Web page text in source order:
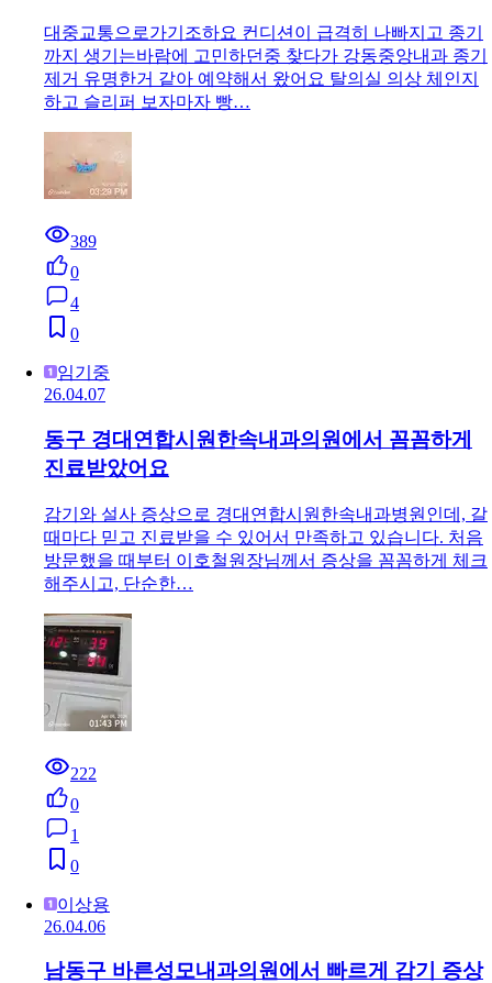
대중교통으로가기조하요 컨디션이 급격히 나빠지고 종기
까지 생기는바람에 고민하던중 찾다가 강동중앙내과 종기
제거 유명한거 같아 예약해서 왔어요 탈의실 의상 체인지
하고 슬리퍼 보자마자 빵…
389
0
4
0
임기중
26.04.07
동구 경대연합시원한속내과의원에서 꼼꼼하게
진료받았어요
감기와 설사 증상으로 경대연합시원한속내과병원인데, 갈
때마다 믿고 진료받을 수 있어서 만족하고 있습니다. 처음
방문했을 때부터 이호철원장님께서 증상을 꼼꼼하게 체크
해주시고, 단순한…
222
0
1
0
이상용
26.04.06
남동구 바른성모내과의원에서 빠르게 감기 증상